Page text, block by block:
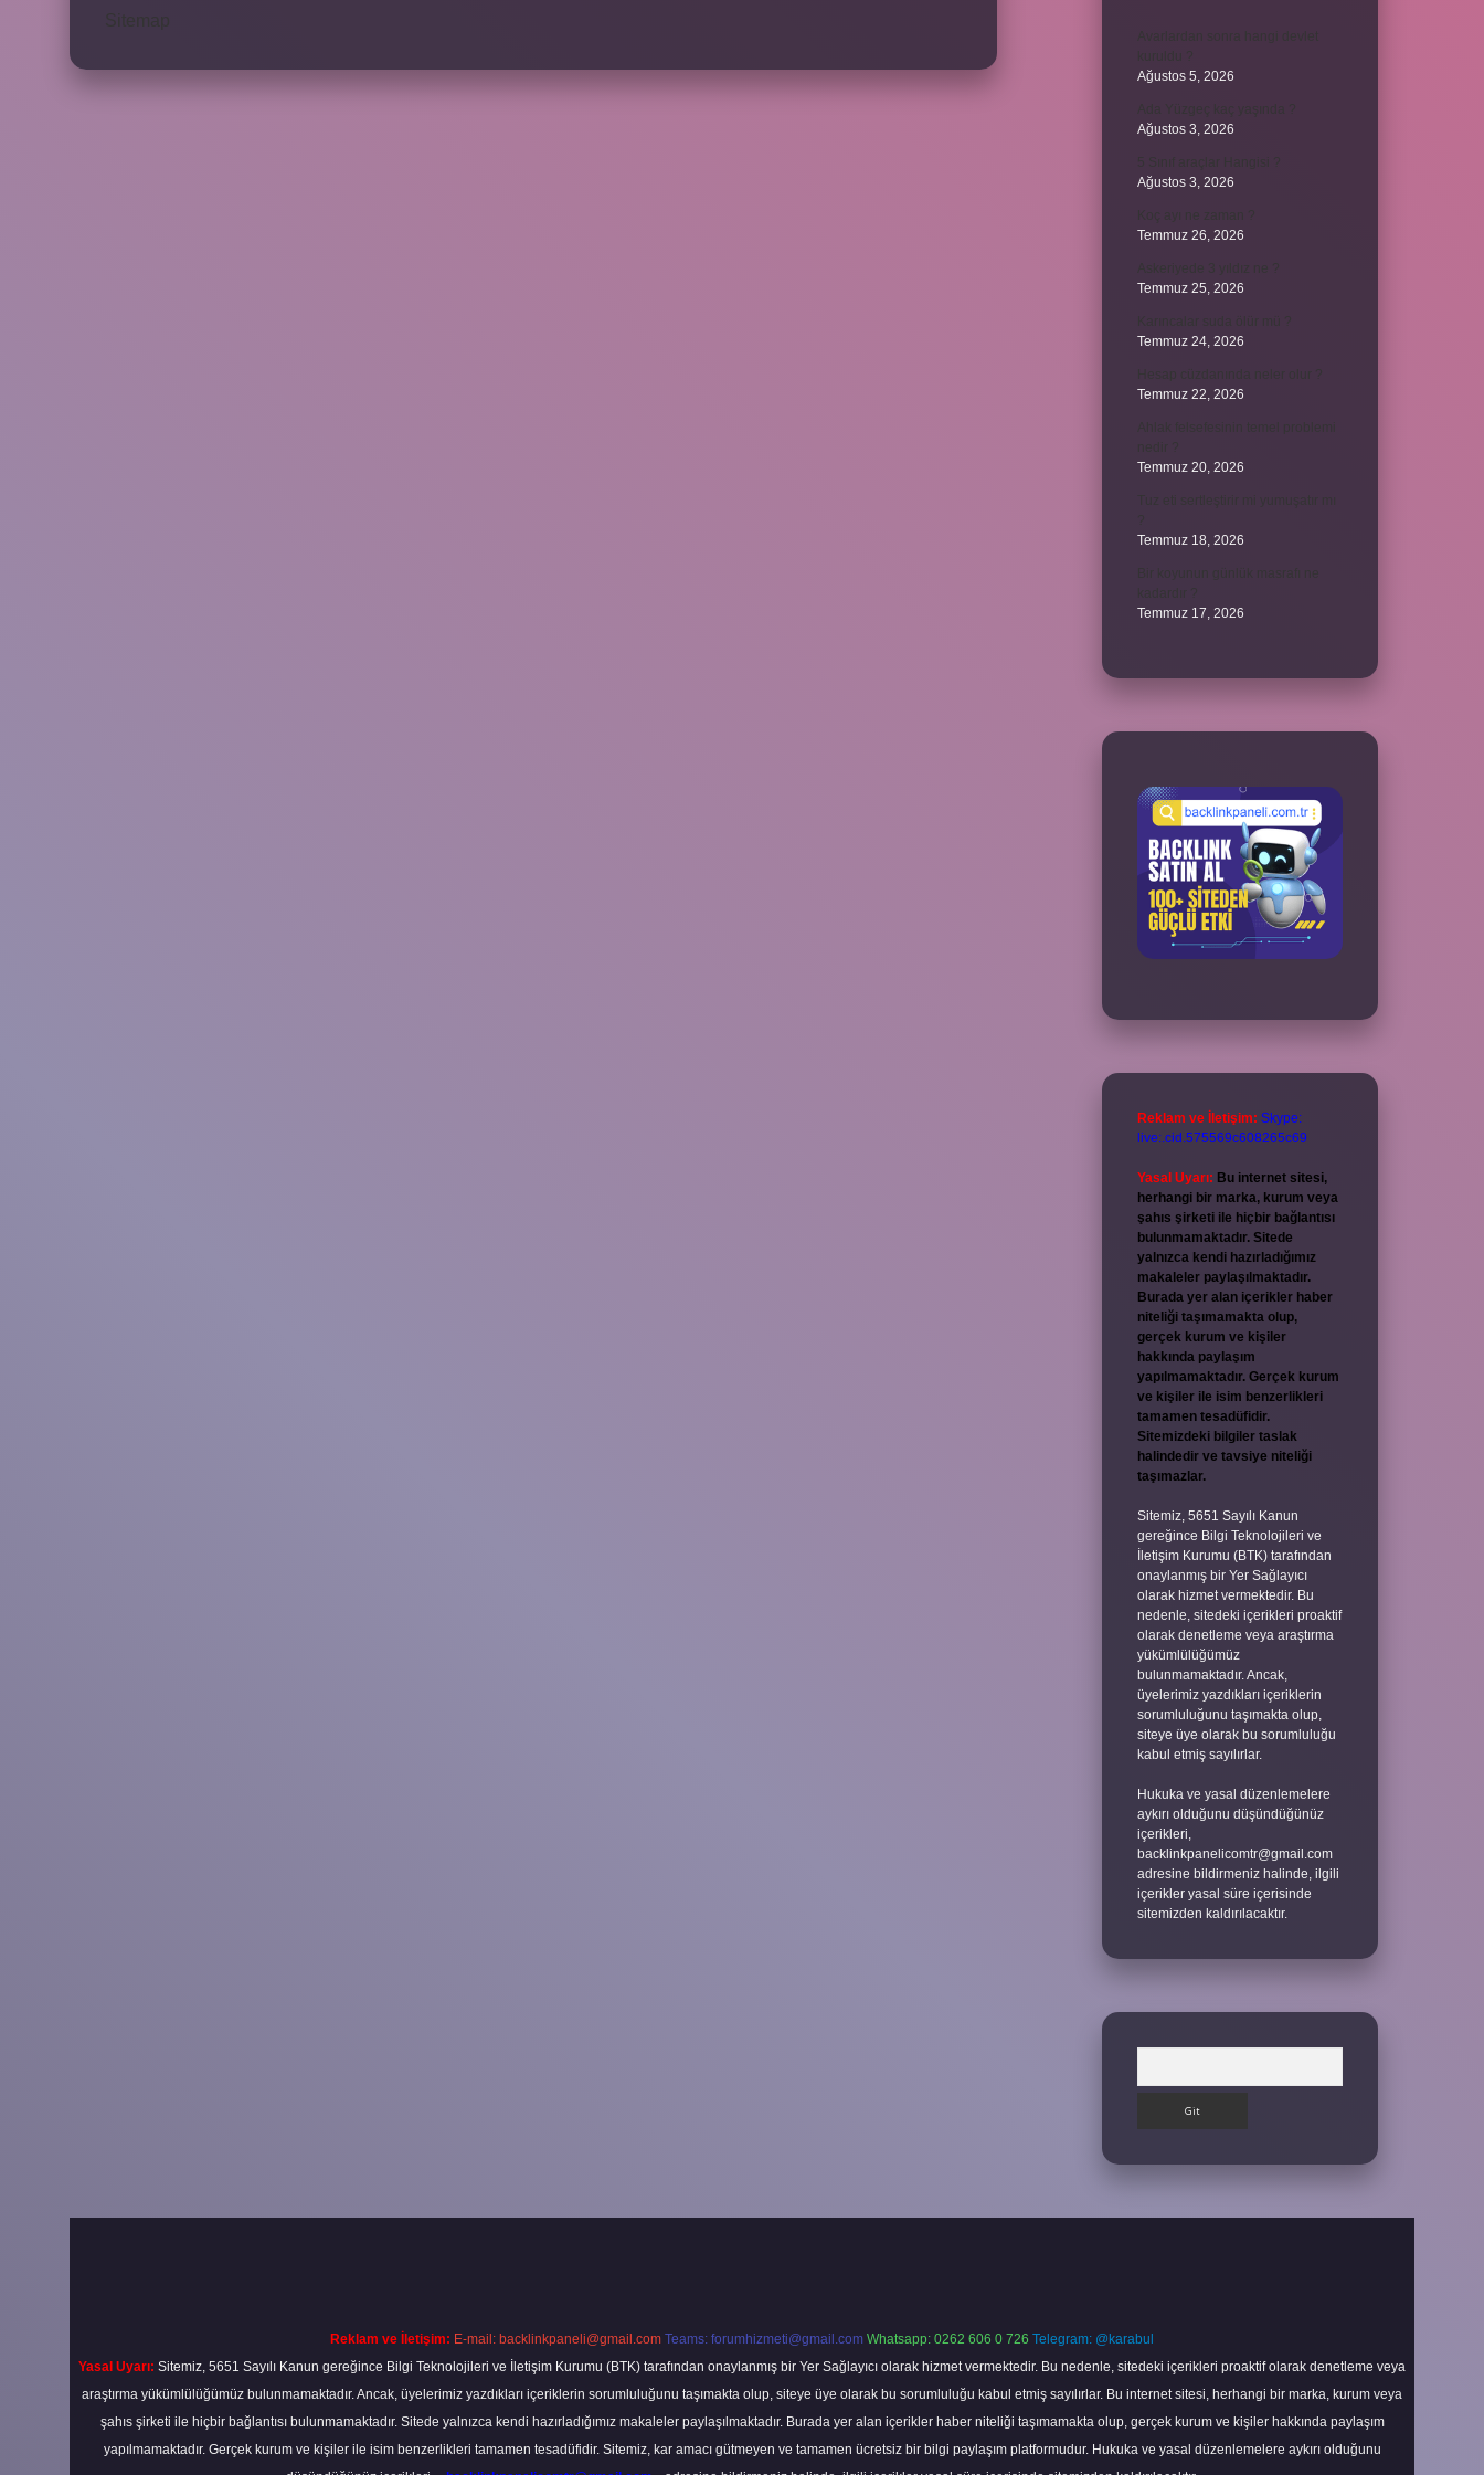
Ağustos 5, 2026
Ağustos 3, 2026
Ağustos 3, 2026
Temmuz 26, 2026
Temmuz 25, 2026
Temmuz 24, 2026
Temmuz 22, 2026
Temmuz 20, 2026
Temmuz 18, 2026
Temmuz 17, 2026
Reklam ve İletişim: Skype:
live:.cid.575569c608265c69
Yasal Uyarı: Bu internet sitesi,
herhangi bir marka, kurum veya
şahıs şirketi ile hiçbir bağlantısı
bulunmamaktadır. Sitede
yalnızca kendi hazırladığımız
makaleler paylaşılmaktadır.
Burada yer alan içerikler haber
niteliği taşımamakta olup,
gerçek kurum ve kişiler
hakkında paylaşım
yapılmamaktadır. Gerçek kurum
ve kişiler ile isim benzerlikleri
tamamen tesadüfidir.
Sitemizdeki bilgiler taslak
halindedir ve tavsiye niteliği
taşımazlar.
Sitemiz, 5651 Sayılı Kanun
gereğince Bilgi Teknolojileri ve
İletişim Kurumu (BTK) tarafından
onaylanmış bir Yer Sağlayıcı
olarak hizmet vermektedir. Bu
nedenle, sitedeki içerikleri proaktif
olarak denetleme veya araştırma
yükümlülüğümüz
bulunmamaktadır. Ancak,
üyelerimiz yazdıkları içeriklerin
sorumluluğunu taşımakta olup,
siteye üye olarak bu sorumluluğu
kabul etmiş sayılırlar.
Hukuka ve yasal düzenlemelere
aykırı olduğunu düşündüğünüz
içerikleri,
backlinkpanelicomtr@gmail.com
adresine bildirmeniz halinde, ilgili
içerikler yasal süre içerisinde
sitemizden kaldırılacaktır.
Reklam ve İletişim: E-mail: backlinkpaneli@gmail.com Teams: forumhizmeti@gmail.com Whatsapp: 0262 606 0 726 Telegram: @karabul
Yasal Uyarı: Sitemiz, 5651 Sayılı Kanun gereğince Bilgi Teknolojileri ve İletişim Kurumu (BTK) tarafından onaylanmış bir Yer Sağlayıcı olarak hizmet vermektedir. Bu nedenle, sitedeki içerikleri proaktif olarak denetleme veya
araştırma yükümlülüğümüz bulunmamaktadır. Ancak, üyelerimiz yazdıkları içeriklerin sorumluluğunu taşımakta olup, siteye üye olarak bu sorumluluğu kabul etmiş sayılırlar. Bu internet sitesi, herhangi bir marka, kurum veya
şahıs şirketi ile hiçbir bağlantısı bulunmamaktadır. Sitede yalnızca kendi hazırladığımız makaleler paylaşılmaktadır. Burada yer alan içerikler haber niteliği taşımamakta olup, gerçek kurum ve kişiler hakkında paylaşım
yapılmamaktadır. Gerçek kurum ve kişiler ile isim benzerlikleri tamamen tesadüfidir. Sitemiz, kar amacı gütmeyen ve tamamen ücretsiz bir bilgi paylaşım platformudur. Hukuka ve yasal düzenlemelere aykırı olduğunu